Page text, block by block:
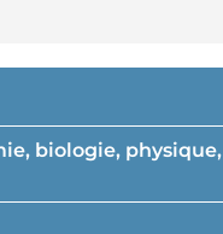
biologie, physique,